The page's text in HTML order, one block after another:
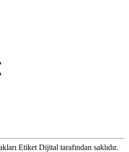
Etiket Dijital tarafından saklıdır.